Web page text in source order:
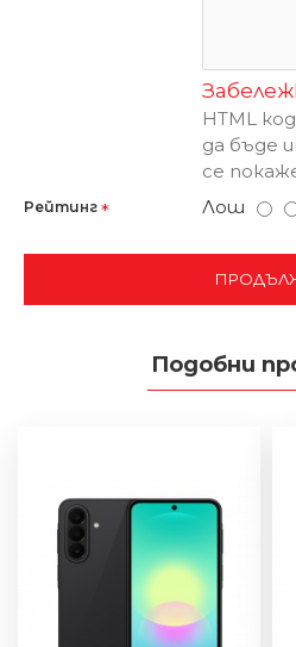
HTML
да бъде
се
Рейтинг Лош
Подобни